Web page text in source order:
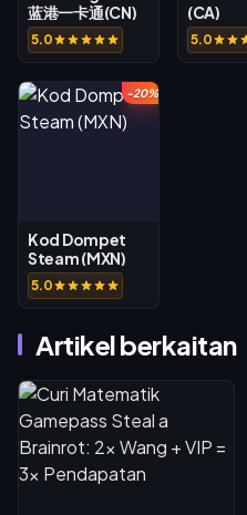
蓝港一卡通(CN)
5.0
(CA)
5.0
-20%
Kod Dompet
Steam (MXN)
5.0
Artikel berkaitan